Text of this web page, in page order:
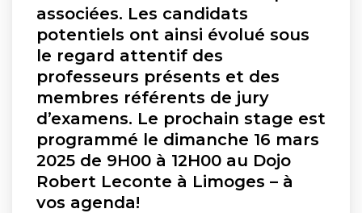
associées. Les candidats
potentiels ont ainsi évolué sous
le regard attentif des
professeurs présents et des
membres référents de jury
d’examens. Le prochain stage est
programmé le dimanche 16 mars
2025 de 9H00 à 12H00 au Dojo
Robert Leconte à Limoges – à
vos agenda!